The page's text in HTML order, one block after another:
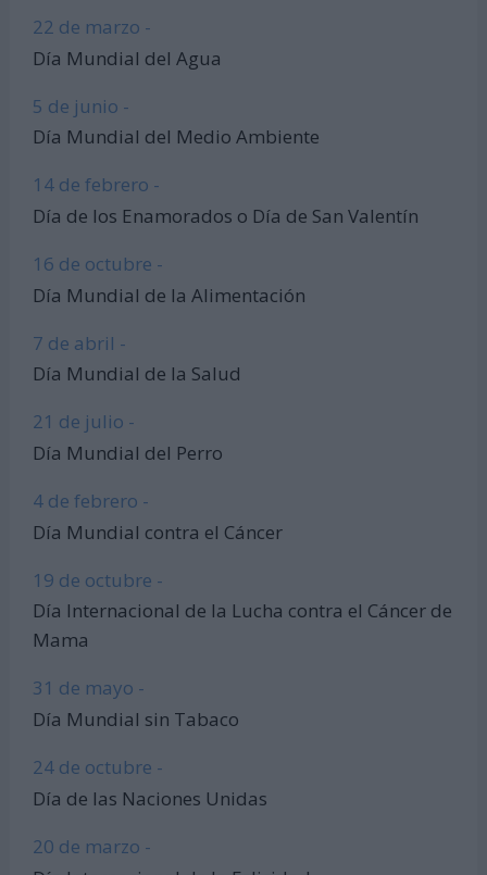
22 de marzo -
Día Mundial del Agua
5 de junio -
Día Mundial del Medio Ambiente
14 de febrero -
Día de los Enamorados o Día de San Valentín
16 de octubre -
Día Mundial de la Alimentación
7 de abril -
Día Mundial de la Salud
21 de julio -
Día Mundial del Perro
4 de febrero -
Día Mundial contra el Cáncer
19 de octubre -
Día Internacional de la Lucha contra el Cáncer de
Mama
31 de mayo -
Día Mundial sin Tabaco
24 de octubre -
Día de las Naciones Unidas
20 de marzo -